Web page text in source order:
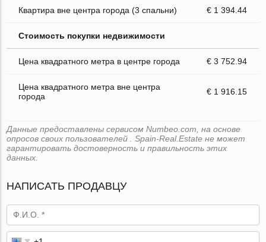
Квартира вне центра города (3 спальни) € 1 394.44
Стоимость покупки недвижимости
Цена квадратного метра в центре города € 3 752.94
Цена квадратного метра вне центра
города
€ 1 916.15
Данные предоставлены сервисом Numbeo.com, на основе
опросов своих пользователей . Spain-Real.Estate не может
гарантировать достоверность и правильность этих
данных.
НАПИСАТЬ ПРОДАВЦУ